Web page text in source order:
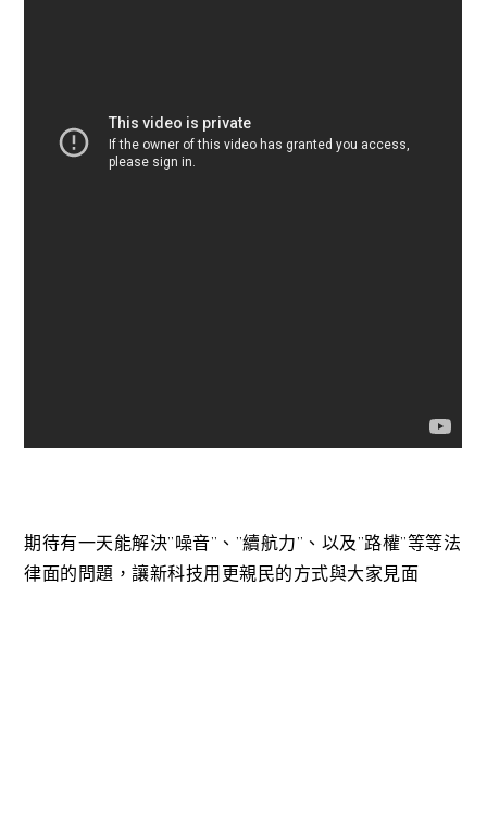
期待有一天能解決”噪音”、”續航力”、以及”路權”等等法
律面的問題，讓新科技用更親民的方式與大家見面